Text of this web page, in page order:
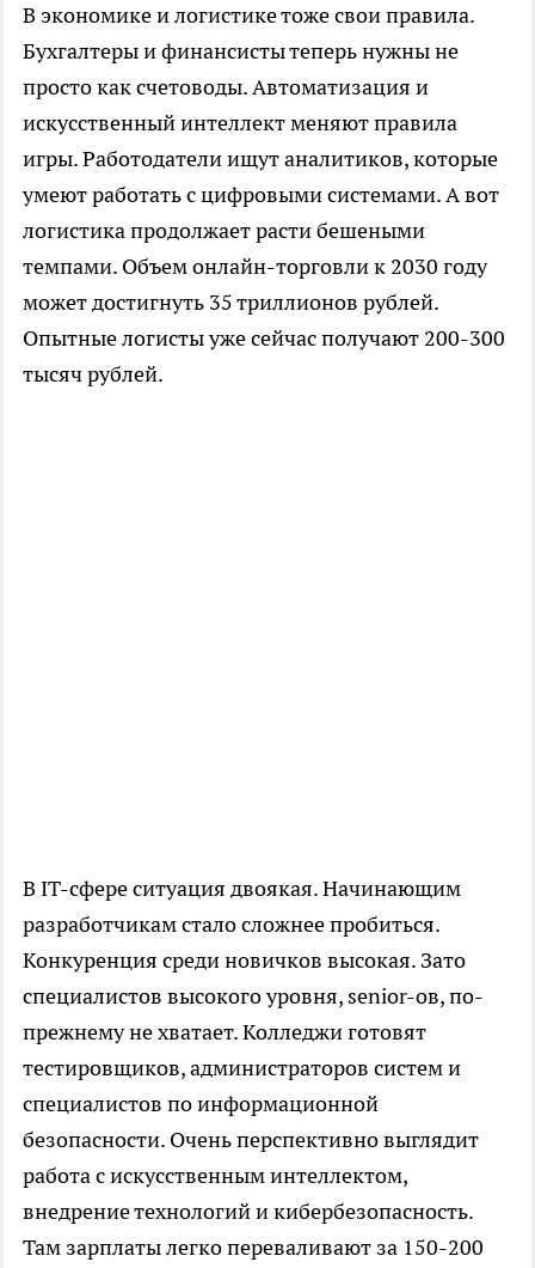
В экономике и логистике тоже свои правила.
Бухгалтеры и финансисты теперь нужны не
просто как счетоводы. Автоматизация и
искусственный интеллект меняют правила
игры. Работодатели ищут аналитиков, которые
умеют работать с цифровыми системами. А вот
логистика продолжает расти бешеными
темпами. Объем онлайн-торговли к 2030 году
может достигнуть 35 триллионов рублей.
Опытные логисты уже сейчас получают 200-300
тысяч рублей.
В IT-сфере ситуация двоякая. Начинающим
разработчикам стало сложнее пробиться.
Конкуренция среди новичков высокая. Зато
специалистов высокого уровня, senior-ов, по-
прежнему не хватает. Колледжи готовят
тестировщиков, администраторов систем и
специалистов по информационной
безопасности. Очень перспективно выглядит
работа с искусственным интеллектом,
внедрение технологий и кибербезопасность.
Там зарплаты легко переваливают за 150-200